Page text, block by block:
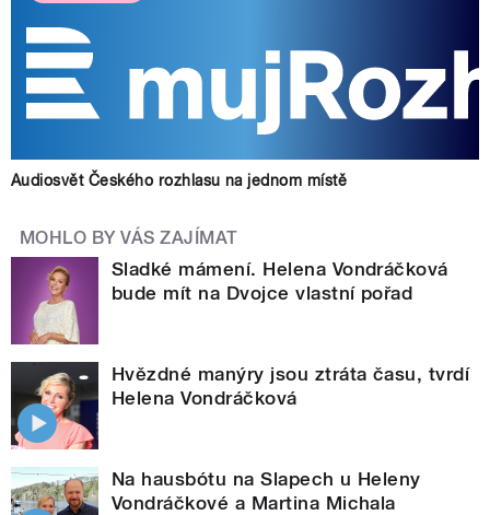
Audiosvět Českého rozhlasu na jednom místě
MOHLO BY VÁS ZAJÍMAT
Sladké mámení. Helena Vondráčková
bude mít na Dvojce vlastní pořad
Hvězdné manýry jsou ztráta času, tvrdí
Helena Vondráčková
Na hausbótu na Slapech u Heleny
Vondráčkové a Martina Michala